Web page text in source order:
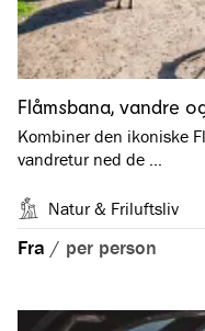
Flåmsbana, vandre
Kombiner den ikoniske
vandretur ned de …
Natur & Friluftsliv
Fra / per person